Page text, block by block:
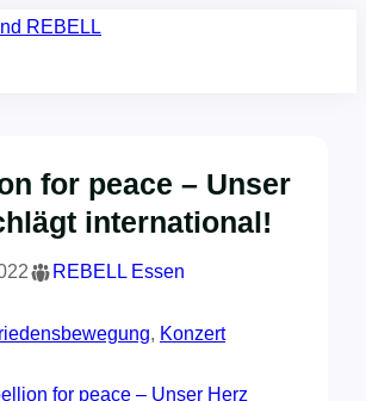
for peace – Unser
international!
REBELL Essen
, Konzert